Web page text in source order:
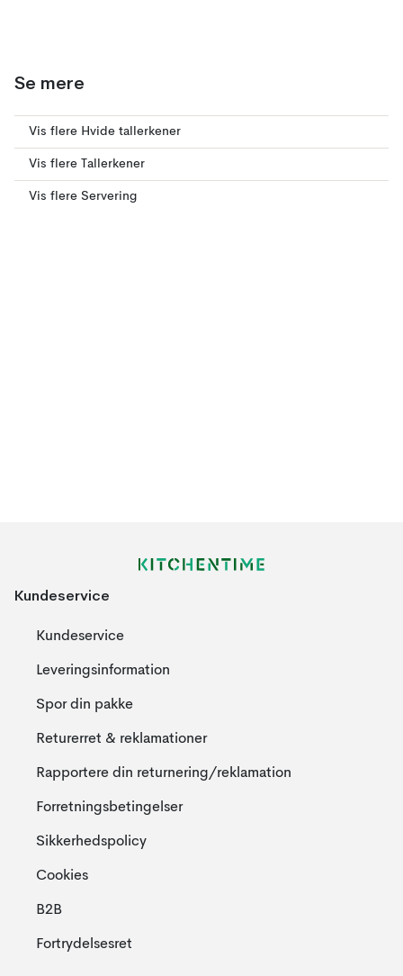
Se mere
Vis flere Hvide tallerkener
Vis flere Tallerkener
Vis flere Servering
Kundeservice
Kundeservice
Leveringsinformation
Spor din pakke
Returerret & reklamationer
Rapportere din returnering/reklamation
Forretningsbetingelser
Sikkerhedspolicy
Cookies
B2B
Fortrydelsesret